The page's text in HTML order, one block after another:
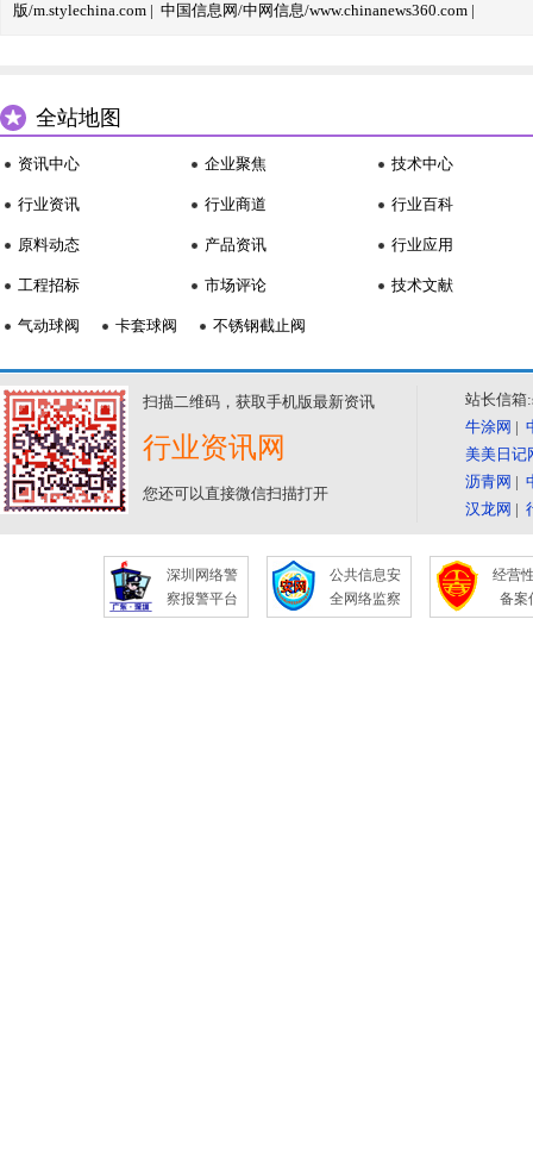
版/m.stylechina.com | 中国信息网/中网信息/www.chinanews360.com |
全站地图
资讯中心
行业资讯
原料动态
工程招标
企业聚焦
行业商道
产品资讯
市场评论
技术中心
行业百科
行业应用
技术文献
气动球阀 卡套球阀 不锈钢截止阀
扫描二维码，获取手机版最新资讯
行业资讯网
您还可以直接微信扫描打开
站长信箱
牛涂网 |
美美日记
沥青网 |
汉龙网 |
深圳网络警
察报警平台
公共信息安
全网络监察
经营
备案